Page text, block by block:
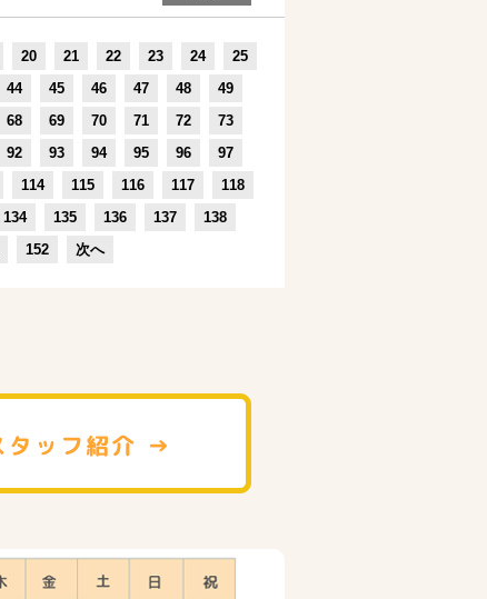
20 21 22 23 24
25
44 45 46 47 48
49
68 69 70 71 72
73
92 93 94 95 96
97
114 115 116 117
118
134 135 136 137
138
152 次へ